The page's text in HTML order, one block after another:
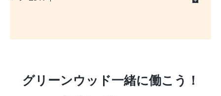
グリーンウッド一緒に働こう！